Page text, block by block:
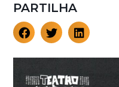
PARTILHA